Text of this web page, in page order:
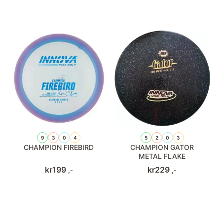
9 3 0 4
CHAMPION FIREBIRD
kr199 ,-
5 2 0 3
CHAMPION GATOR
METAL FLAKE
kr229 ,-